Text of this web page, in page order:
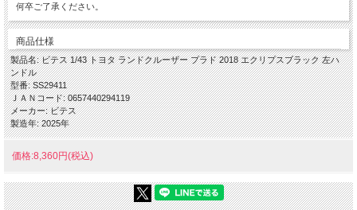
何卒ご了承ください。
商品仕様
製品名: ビテス 1/43 トヨタ ランドクルーザー プラド 2018 エクリプスブラック 左ハ
ンドル
型番: SS29411
ＪＡＮコード: 0657440294119
メーカー: ビテス
製造年: 2025年
価格:8,360円(税込)